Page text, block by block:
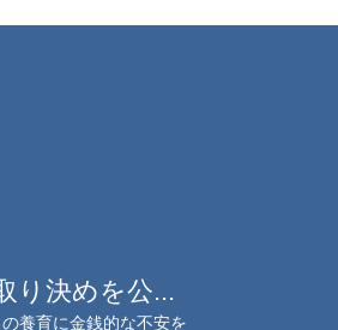
り決めを公...
養育に金銭的な不安を